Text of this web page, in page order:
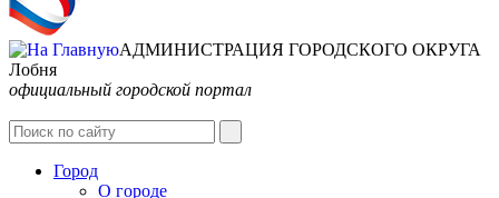
АДМИНИСТРАЦИЯ ГОРОДСКОГО ОКРУГА
Лобня
официальный городской портал
Город
О городе